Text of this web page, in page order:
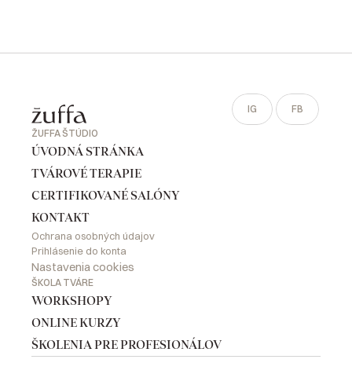
IG FB
ŽUFFA ŠTÚDIO
ÚVODNÁ STRÁNKA
TVÁROVÉ TERAPIE
CERTIFIKOVANÉ SALÓNY
KONTAKT
Ochrana osobných údajov
Prihlásenie do konta
Nastavenia cookies
ŠKOLA TVÁRE
WORKSHOPY
ONLINE KURZY
ŠKOLENIA PRE PROFESIONÁLOV